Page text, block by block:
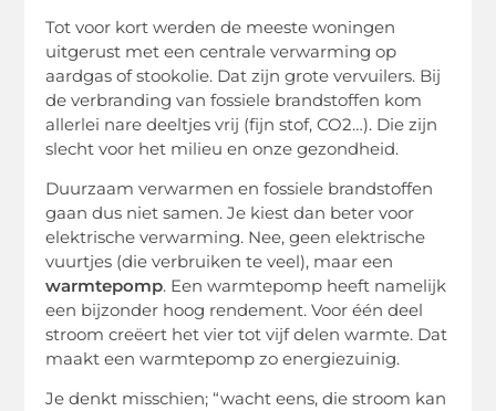
Tot voor kort werden de meeste woningen
uitgerust met een centrale verwarming op
aardgas of stookolie. Dat zijn grote vervuilers. Bij
de verbranding van fossiele brandstoffen kom
allerlei nare deeltjes vrij (fijn stof, CO2…). Die zijn
slecht voor het milieu en onze gezondheid.
Duurzaam verwarmen en fossiele brandstoffen
gaan dus niet samen. Je kiest dan beter voor
elektrische verwarming. Nee, geen elektrische
vuurtjes (die verbruiken te veel), maar een
warmtepomp. Een warmtepomp heeft namelijk
een bijzonder hoog rendement. Voor één deel
stroom creëert het vier tot vijf delen warmte. Dat
maakt een warmtepomp zo energiezuinig.
Je denkt misschien; “wacht eens, die stroom kan